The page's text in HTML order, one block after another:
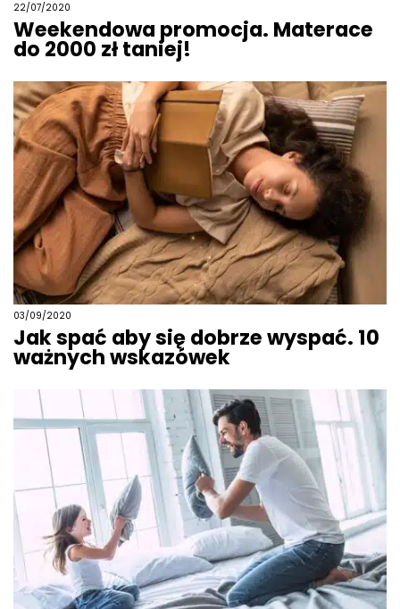
22/07/2020
Weekendowa promocja. Materace
do 2000 zł taniej!
03/09/2020
Jak spać aby się dobrze wyspać. 10
ważnych wskazówek